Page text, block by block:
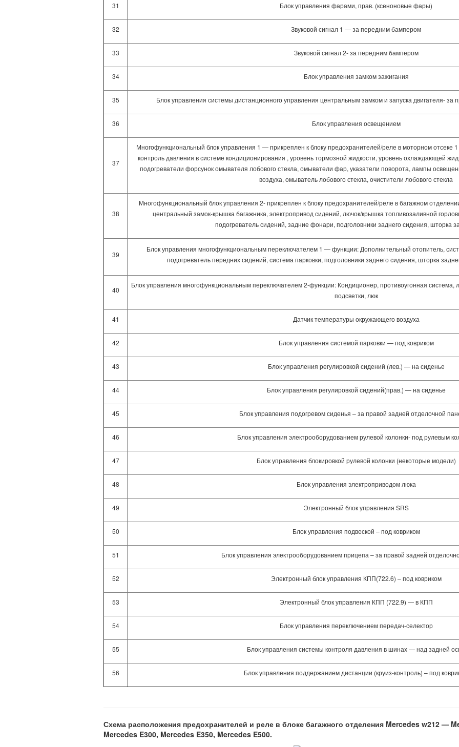
31 Блок управления фарами, прав. (ксеноновые фары)
32 Звуковой сигнал 1 — за передним бампером
33 Звуковой сигнал 2- за передним бампером
34 Блок управления замком зажигания
35 Блок управления системы дистанционного управления центральным замком и запуска двигателя- за
36 Блок управления освещением
37
Многофункциональный блок управления 1 — прикреплен к блоку предохранителей/реле в моторном отсеке
контроль давления в системе кондиционирования , уровень тормозной жидкости, уровень охлаждающей
подогреватели форсунок омывателя лобового стекла, омыватели фар, указатели поворота, лампы
воздуха, омыватель лобового стекла, очистители лобового стекла
38
Многофункциональный блок управления 2- прикреплен к блоку предохранителей/реле в багажном
центральный замок-крышка багажника, электропривод сидений, лючок/крышка топливозаливной
подогреватель сидений, задние фонари, подголовники заднего сидения, шторка
39
Блок управления многофункциональным переключателем 1 — функции: Дополнительный отопитель,
подогреватель передних сидений, система парковки, подголовники заднего сидения, шторка
40
Блок управления многофункциональным переключателем 2-функции: Кондиционер, противоугонная
подсветки, люк
41 Датчик температуры окружающего воздуха
42 Блок управления системой парковки — под ковриком
43 Блок управления регулировкой сидений (лев.) — на сиденье
44 Блок управления регулировкой сидений(прав.) — на сиденье
45 Блок управления подогревом сиденья – за правой задней отделочной
46 Блок управления электрооборудованием рулевой колонки- под рулевым
47 Блок управления блокировкой рулевой колонки (некоторые модели)
48 Блок управления электроприводом люка
49 Электронный блок управления SRS
50 Блок управления подвеской – под ковриком
51 Блок управления электрооборудованием прицепа – за правой задней
52 Электронный блок управления КПП(722.6) – под ковриком
53 Электронный блок управления КПП (722.9) — в КПП
54 Блок управления переключением передач-селектор
55 Блок управления системы контроля давления в шинах — над задней
56 Блок управления поддержанием дистанции (круиз-контроль) – под
Схема расположения предохранителей и реле в блоке багажного отделения Mercedes w212 —
Mercedes E300, Mercedes E350, Mercedes E500.